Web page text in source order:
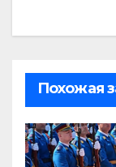
Похожая